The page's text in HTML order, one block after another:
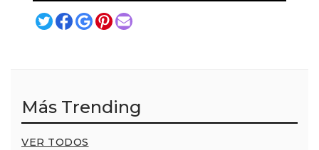
Más Trending
VER TODOS